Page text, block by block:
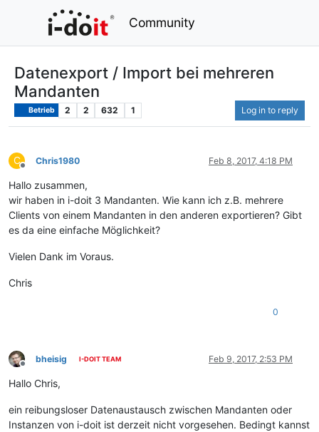
Community
Datenexport / Import bei mehreren
Mandanten
Betrieb 2 2 632 1 Log in to reply
C
Offline
Chris1980 Feb 8, 2017, 4:18 PM
Hallo zusammen,
wir haben in i-doit 3 Mandanten. Wie kann ich z.B. mehrere
Clients von einem Mandanten in den anderen exportieren? Gibt
es da eine einfache Möglichkeit?
Vielen Dank im Voraus.
Chris
0
Offline
bheisig I-DOIT TEAM Feb 9, 2017, 2:53 PM
Hallo Chris,
ein reibungsloser Datenaustausch zwischen Mandanten oder
Instanzen von i-doit ist derzeit nicht vorgesehen. Bedingt kannst